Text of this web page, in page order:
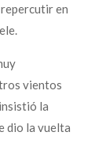
en
vientos
la
dio la vuelta